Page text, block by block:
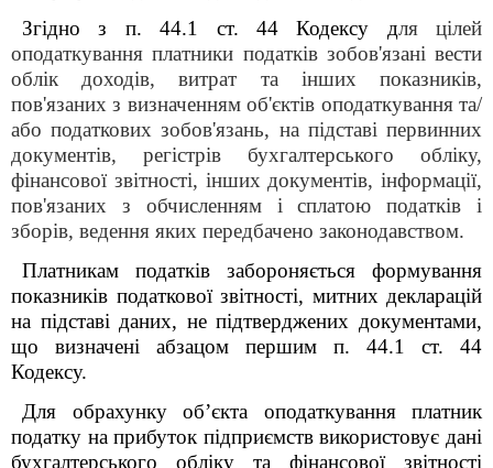
Згідно з п. 44.1 ст. 44 Кодексу для цілей
оподаткування платники податків зобов'язані вести
облік доходів, витрат та інших показників,
пов'язаних з визначенням об'єктів оподаткування та/
або податкових зобов'язань, на підставі первинних
документів, регістрів бухгалтерського обліку,
фінансової звітності, інших документів, інформації,
пов'язаних з обчисленням і сплатою податків і
зборів, ведення яких передбачено законодавством.
Платникам податків забороняється формування
показників податкової звітності, митних декларацій
на підставі даних, не підтверджених документами,
що визначені абзацом першим п. 44.1 ст. 44
Кодексу.
Для обрахунку об’єкта оподаткування платник
податку на прибуток підприємств використовує дані
бухгалтерського обліку та фінансової звітності